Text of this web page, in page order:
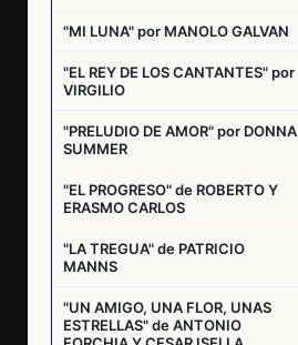
"MI LUNA" por MANOLO GALVAN
"EL REY DE LOS CANTANTES" por
VIRGILIO
"PRELUDIO DE AMOR" por DONNA
SUMMER
"EL PROGRESO" de ROBERTO Y
ERASMO CARLOS
"LA TREGUA" de PATRICIO
MANNS
"UN AMIGO, UNA FLOR, UNAS
ESTRELLAS" de ANTONIO